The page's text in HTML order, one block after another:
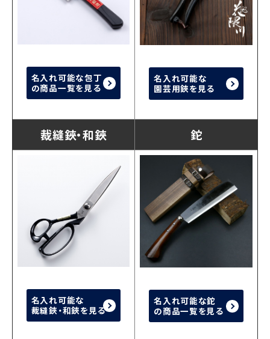
名入れ可能な包丁
の商品一覧を見る
名入れ可能な
園芸用鋏を見る
裁縫鋏・和鋏 鉈
名入れ可能な
裁縫鋏・和鋏を見る
名入れ可能な鉈
の商品一覧を見る